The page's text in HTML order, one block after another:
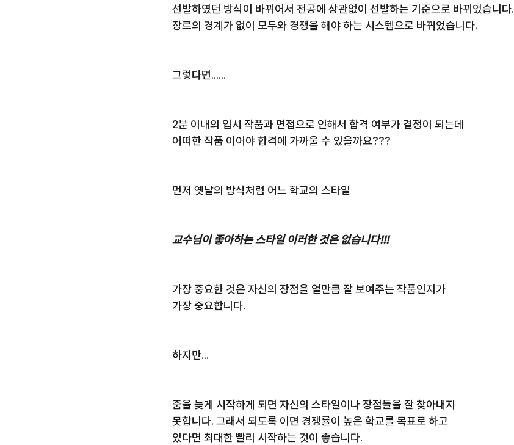
선발하였던 방식이 바뀌어서 전공에 상관없이 선발하는 기준으로 바뀌었습니다.
장르의 경계가 없이 모두와 경쟁을 해야 하는 시스템으로 바뀌었습니다.
그렇다면......
2분 이내의 입시 작품과 면접으로 인해서 합격 여부가 결정이 되는데
어떠한 작품 이어야 합격에 가까울 수 있을까요???
먼저 옛날의 방식처럼 어느 학교의 스타일
교수님이 좋아하는 스타일 이러한 것은 없습니다!!!
가장 중요한 것은 자신의 장점을 얼만큼 잘 보여주는 작품인지가
가장 중요합니다.
하지만...
춤을 늦게 시작하게 되면 자신의 스타일이나 장점들을 잘 찾아내지
못합니다. 그래서 되도록 이면 경쟁률이 높은 학교를 목표로 하고
있다면 최대한 빨리 시작하는 것이 좋습니다.